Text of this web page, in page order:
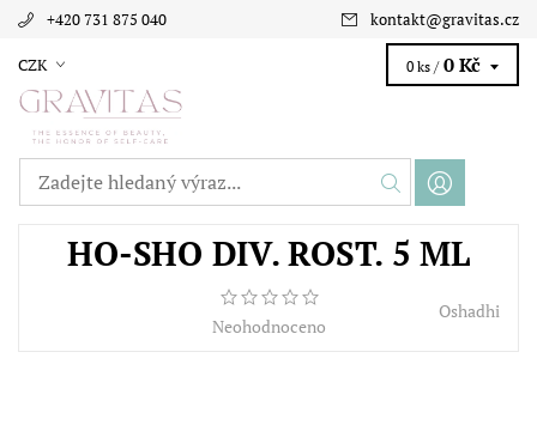
+420 731 875 040 kontakt@gravitas.cz
CZK 0 ks / 0 Kč
HO-SHO DIV. ROST. 5 ML
Neohodnoceno
Oshadhi